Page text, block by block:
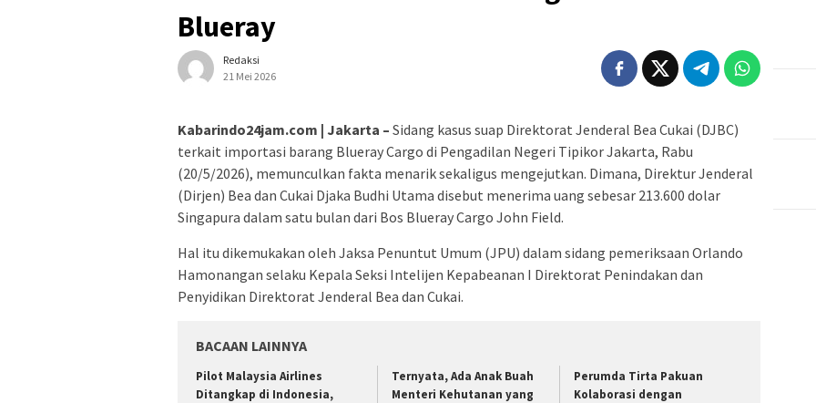
Blueray
Redaksi
21 Mei 2026
Kabarindo24jam.com | Jakarta – Sidang kasus suap Direktorat Jenderal Bea Cukai (DJBC)
terkait importasi barang Blueray Cargo di Pengadilan Negeri Tipikor Jakarta, Rabu
(20/5/2026), memunculkan fakta menarik sekaligus mengejutkan. Dimana, Direktur Jenderal
(Dirjen) Bea dan Cukai Djaka Budhi Utama disebut menerima uang sebesar 213.600 dolar
Singapura dalam satu bulan dari Bos Blueray Cargo John Field.
Hal itu dikemukakan oleh Jaksa Penuntut Umum (JPU) dalam sidang pemeriksaan Orlando
Hamonangan selaku Kepala Seksi Intelijen Kepabeanan I Direktorat Penindakan dan
Penyidikan Direktorat Jenderal Bea dan Cukai.
BACAAN LAINNYA
Pilot Malaysia Airlines
Ditangkap di Indonesia,
Ternyata, Ada Anak Buah
Menteri Kehutanan yang
Perumda Tirta Pakuan
Kolaborasi dengan